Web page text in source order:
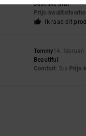
Just like that
Prijs-
Ik raad dit
Tommy14. februari
Beautiful
Comfort: 5/5 Prijs-